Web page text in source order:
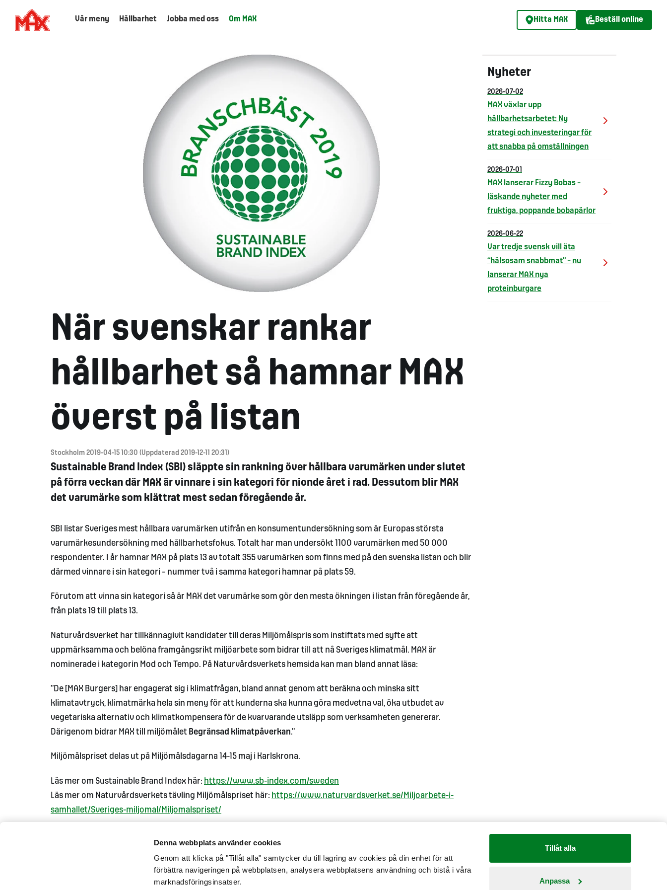
Denna webbplats använder cookies
Genom att klicka på "Tillåt alla" samtycker du till lagring av cookies på din enhet för att
förbättra navigeringen på webbplatsen, analysera webbplatsens användning och bistå i våra
marknadsföringsinsatser.
Tillåt alla
Anpassa
Vår meny Hållbarhet Jobba med oss Om MAX Hitta MAX Beställ online
När svenskar rankar
hållbarhet så hamnar MAX
överst på listan
Stockholm 2019-04-15 10:30 (Uppdaterad 2019-12-11 20:31)
Sustainable Brand Index (SBI) släppte sin rankning över hållbara varumärken under slutet
på förra veckan där MAX är vinnare i sin kategori för nionde året i rad. Dessutom blir MAX
det varumärke som klättrat mest sedan föregående år.
SBI listar Sveriges mest hållbara varumärken utifrån en konsumentundersökning som är Europas största
varumärkesundersökning med hållbarhetsfokus. Totalt har man undersökt 1100 varumärken med 50 000
respondenter. I år hamnar MAX på plats 13 av totalt 355 varumärken som finns med på den svenska listan och blir
därmed vinnare i sin kategori – nummer två i samma kategori hamnar på plats 59.
Förutom att vinna sin kategori så är MAX det varumärke som gör den mesta ökningen i listan från föregående år,
från plats 19 till plats 13.
Naturvårdsverket har tillkännagivit kandidater till deras Miljömålspris som instiftats med syfte att
uppmärksamma och belöna framgångsrikt miljöarbete som bidrar till att nå Sveriges klimatmål. MAX är
nominerade i kategorin Mod och Tempo. På Naturvårdsverkets hemsida kan man bland annat läsa:
”De [MAX Burgers] har engagerat sig i klimatfrågan, bland annat genom att beräkna och minska sitt
klimatavtryck, klimatmärka hela sin meny för att kunderna ska kunna göra medvetna val, öka utbudet av
vegetariska alternativ och klimatkompensera för de kvarvarande utsläpp som verksamheten genererar.
Därigenom bidrar MAX till miljömålet Begränsad klimatpåverkan.”
Miljömålspriset delas ut på Miljömålsdagarna 14-15 maj i Karlskrona.
Läs mer om Sustainable Brand Index här: https://www.sb-index.com/sweden
Läs mer om Naturvårdsverkets tävling Miljömålspriset här: https://www.naturvardsverket.se/Miljoarbete-i-
samhallet/Sveriges-miljomal/Miljomalspriset/
Nyheter
2026-07-02
MAX växlar upp
hållbarhetsarbetet: Ny
strategi och investeringar för
att snabba på omställningen
2026-07-01
MAX lanserar Fizzy Bobas –
läskande nyheter med
fruktiga, poppande bobapärlor
2026-06-22
Var tredje svensk vill äta
“hälsosam snabbmat” – nu
lanserar MAX nya
proteinburgare
Tillgänglighet